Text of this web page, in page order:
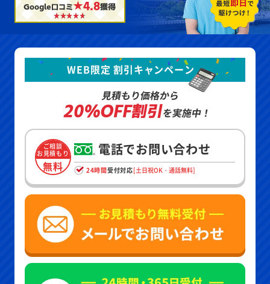
Google口コミ★4.8獲得
WEB限定 割引キャンペーン
見積もり価格から
20%OFF割引を実施中！
ご相談
お見積もり
無料
電話でお問い合わせ
24時間受付対応[土日祝OK・通話無料]